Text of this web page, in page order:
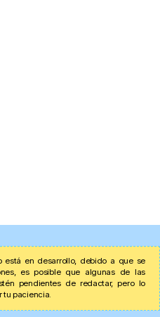
está en desarrollo, debido a que se
es posible que algunas de las
pendientes de redactar, pero lo
tu paciencia.